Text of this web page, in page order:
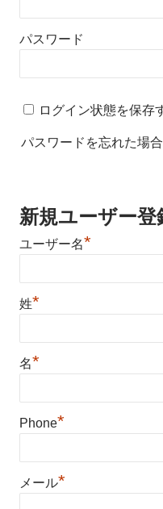
パスワード
ログイン状態を保存
パスワードを忘れた場合
新規ユーザー登
ユーザー名*
姓*
名*
Phone*
メール*